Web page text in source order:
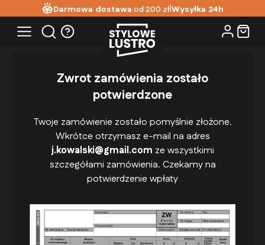
Darmowa dostawa od 200 zł|Wysyłka 24h
Podsumowanie
Zwrot zamówienia zostało
potwierdzone
Twoje zamówienie zostało pomyślnie złożone.
Wkrótce otrzymasz e-mail na adres
j.kowalski@gmail.com ze wszystkimi
szczegółami zamówienia. Czekamy na
potwierdzenie wpłaty